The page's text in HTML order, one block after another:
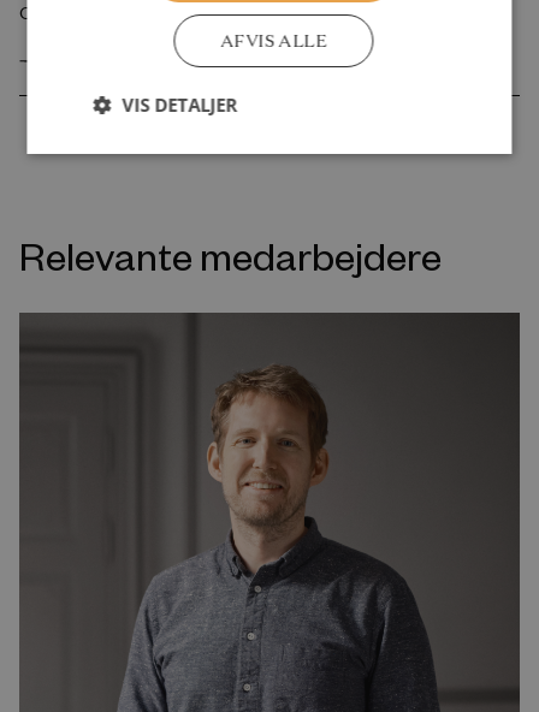
College admission as a screening and sorting device
GÅ TIL FORSKNINGSRAPPORTEN
Relevante medarbejdere
AFVIS ALLE
VIS DETALJER